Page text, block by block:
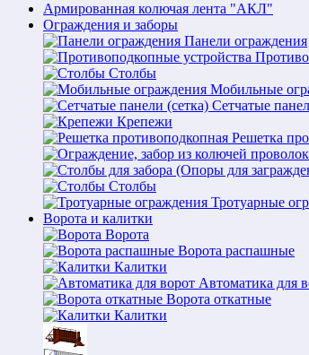
Армированная колючая лента "АКЛ"
Ограждения и заборы
Панели ограждения
Столбы
Мобильные
Сетчатые
Крепежи
Решетка
Столбы
Тротуарные
Ворота и калитки
Ворота
Ворота распашные
Калитки
Автоматика для
Ворота откатные
Калитки